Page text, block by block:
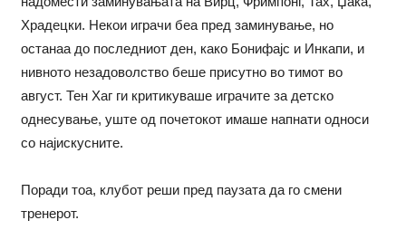
Храдецки. Некои играчи беа пред заминување, но
останаа до последниот ден, како Бонифајс и Инкапи, и
нивното незадоволство беше присутно во тимот во
август. Тен Хаг ги критикуваше играчите за детско
однесување, уште од почетокот имаше напнати односи
со најискусните.
Поради тоа, клубот реши пред паузата да го смени
тренерот.